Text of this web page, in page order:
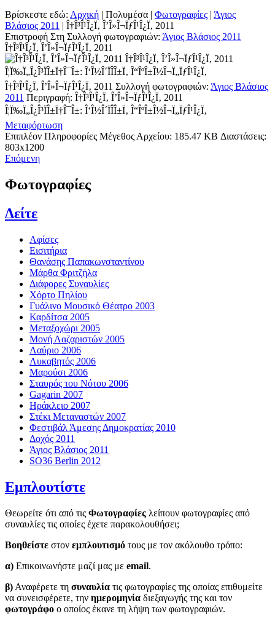
Βρίσκεστε εδώ: Αρχική | Πολυμέσα | Φωτογραφίες | Άγιος
Βλάσιος 2011 | Î†Î³Î¹Î¿Ï‚ Î’Î»Î¬ÏƒÎ¹Î¿Ï‚ 2011
Επιστροφή Στη Συλλογή φωτογραφιών: Άγιος Βλάσιος 2011
Î†Î³Î¹Î¿Ï‚ Î’Î»Î¬ÏƒÎ¹Î¿Ï‚ 2011
Î†Î³Î¹Î¿Ï‚ Î’Î»Î¬ÏƒÎ¹Î¿Ï‚ 2011
Î¦Ï‰Ï„Î¿Î³ÏÎ±Ï†Î¯Î±: Î‘Î½Î´ÏÎ­Î±Ï‚ Î“ÎºÎ±Î½Î¬Ï„ÏƒÎ¹Î¿Ï‚
Î†Î³Î¹Î¿Ï‚ Î’Î»Î¬ÏƒÎ¹Î¿Ï‚ 2011 Συλλογή φωτογραφιών: Άγιος Βλάσιος
2011 Περιγραφή: Î†Î³Î¹Î¿Ï‚ Î’Î»Î¬ÏƒÎ¹Î¿Ï‚ 2011
Î¦Ï‰Ï„Î¿Î³ÏÎ±Ï†Î¯Î±: Î‘Î½Î´ÏÎ­Î±Ï‚ Î“ÎºÎ±Î½Î¬Ï„ÏƒÎ¹Î¿Ï‚
Μεταφόρτωση
Επιπλέον Πληροφορίες Μέγεθος Αρχείου: 185.47 KB Διαστάσεις:
803x1200
Επόμενη
Φωτογραφίες
Δείτε
Αφίσες
Εισιτήρια
Θανάσης Παπακωνσταντίνου
Μάρθα Φριτζήλα
Διάφορες Συναυλίες
Χόρτο Πηλίου
Γυάλινο Μουσικό Θέατρο 2003
Καρδίτσα 2005
Μεταξοχώρι 2005
Μονή Λαζαριστών 2005
Λαύριο 2006
Λυκαβητός 2006
Μαρούσι 2006
Σταυρός του Νότου 2006
Gagarin 2007
Ηράκλειο 2007
Στέκι Μεταναστών 2007
Φεστιβάλ Άμεσης Δημοκρατίας 2010
Δοχός 2011
Άγιος Βλάσιος 2011
SO36 Berlin 2012
Εμπλουτίστε
Θεωρείτε ότι από τις Φωτογραφίες λείπουν φωτογραφίες από
συναυλίες τις οποίες έχετε παρακολουθήσει;
Βοηθείστε στον εμπλουτισμό τους με τον ακόλουθο τρόπο:
α) Επικοινωνήστε μαζί μας με email.
β) Αναφέρετε τη συναυλία τις φωτογραφίες της οποίας επιθυμείτε
να συνεισφέρετε, την ημερομηνία διεξαγωγής της και τον
φωτογράφο ο οποίος έκανε τη λήψη των φωτογραφιών.